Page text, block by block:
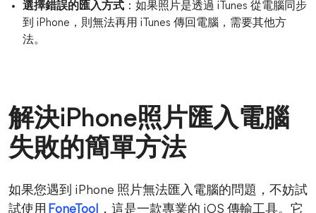
選擇錯誤的匯入方式 ：如果照片是透過 iTunes 從電腦同步
到 iPhone，則無法再用 iTunes 傳回電腦，需要其他方
法。
解決iPhone照片匯入電腦
失敗的簡單方法
如果您遇到 iPhone 照片無法匯入電腦的問題，不妨試
試使用 FoneTool ，這是一款專業的 iOS 傳輸工具。它